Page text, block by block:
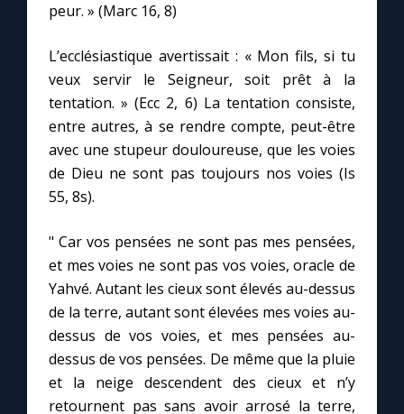
peur. » (Marc 16, 8)
L’ecclésiastique avertissait : « Mon fils, si tu
veux servir le Seigneur, soit prêt à la
tentation. » (Ecc 2, 6) La tentation consiste,
entre autres, à se rendre compte, peut-être
avec une stupeur douloureuse, que les voies
de Dieu ne sont pas toujours nos voies (Is
55, 8s).
" Car vos pensées ne sont pas mes pensées,
et mes voies ne sont pas vos voies, oracle de
Yahvé. Autant les cieux sont élevés au-dessus
de la terre, autant sont élevées mes voies au-
dessus de vos voies, et mes pensées au-
dessus de vos pensées. De même que la pluie
et la neige descendent des cieux et n’y
retournent pas sans avoir arrosé la terre,